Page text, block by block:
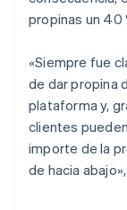
propinas un 40
«Siempre fue
de dar propina
plataforma y,
clientes
importe de la
de hacia